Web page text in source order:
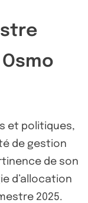
et politiques,
de gestion
de son
d’allocation
2025.